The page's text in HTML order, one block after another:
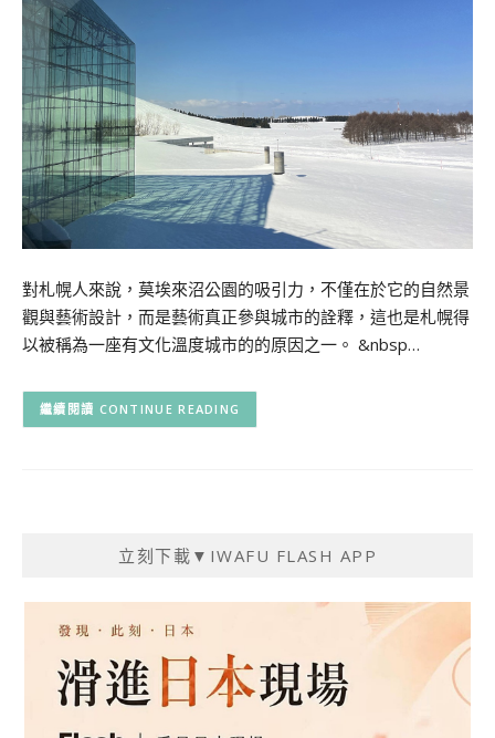
對札幌人來說，莫埃來沼公園的吸引力，不僅在於它的自然景
觀與藝術設計，而是藝術真正參與城市的詮釋，這也是札幌得
以被稱為一座有文化溫度城市的的原因之一。 &nbsp…
CONTINUE READING
立刻下載▼IWAFU FLASH APP